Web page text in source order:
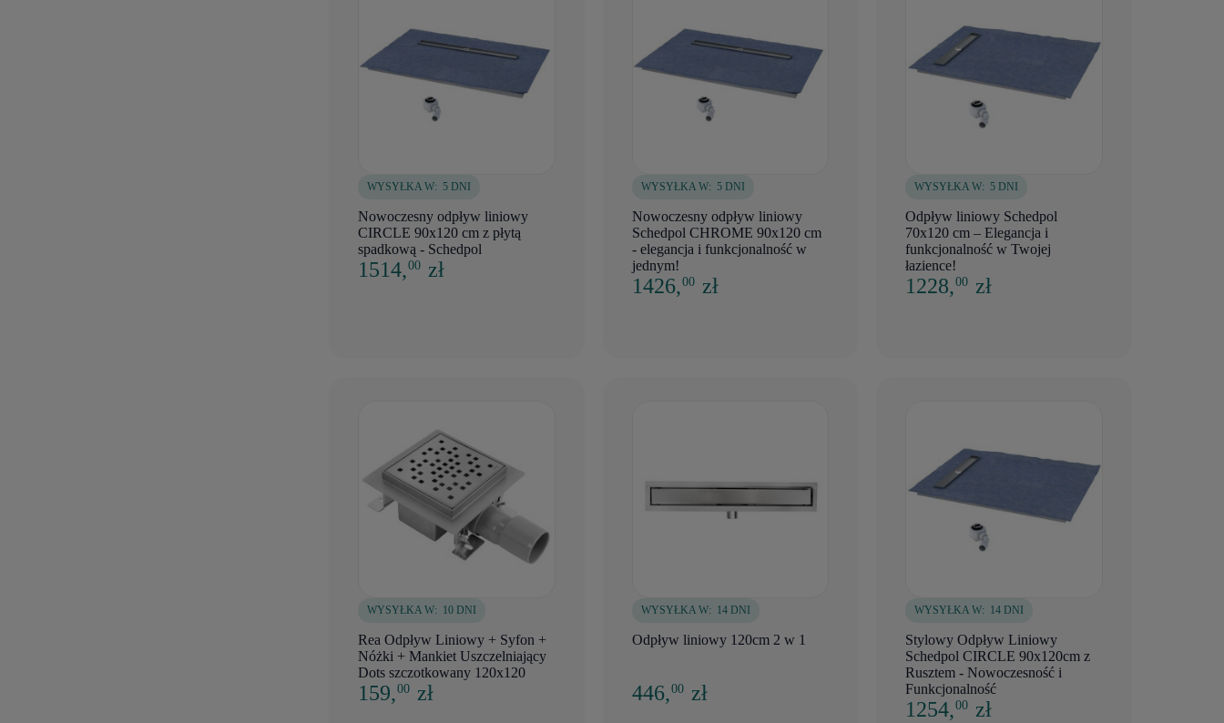
WYSYŁKA W: 5 DNI
Nowoczesny odpływ liniowy
CIRCLE 90x120 cm z płytą
spadkową - Schedpol
1514,00 zł
WYSYŁKA W: 5 DNI
Nowoczesny odpływ liniowy
Schedpol CHROME 90x120 cm
- elegancja i funkcjonalność w
jednym!
1426,00 zł
WYSYŁKA W: 5 DNI
Odpływ liniowy Schedpol
70x120 cm – Elegancja i
funkcjonalność w Twojej
łazience!
1228,00 zł
WYSYŁKA W: 10 DNI
Rea Odpływ Liniowy + Syfon +
Nóżki + Mankiet Uszczelniający
Dots szczotkowany 120x120
159,00 zł
WYSYŁKA W: 14 DNI
Odpływ liniowy 120cm 2 w 1
446,00 zł
WYSYŁKA W: 14 DNI
Stylowy Odpływ Liniowy
Schedpol CIRCLE 90x120cm z
Rusztem - Nowoczesność i
Funkcjonalność
1254,00 zł